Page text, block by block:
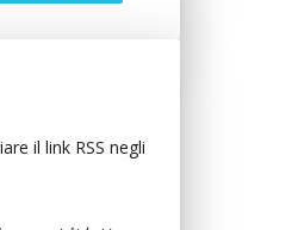
il link RSS negli